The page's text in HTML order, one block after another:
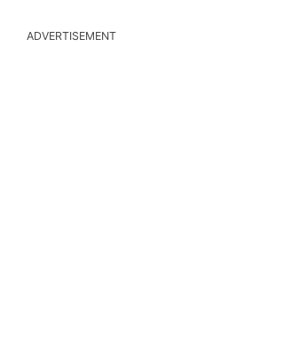
ADVERTISEMENT